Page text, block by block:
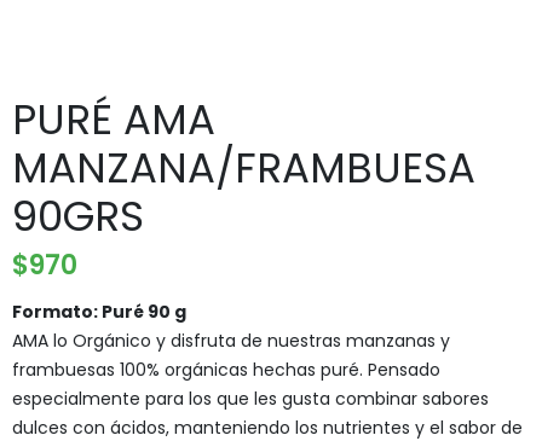
PURÉ AMA
MANZANA/FRAMBUESA
90GRS
$970
Formato: Puré 90 g
AMA lo Orgánico y disfruta de nuestras manzanas y
frambuesas 100% orgánicas hechas puré. Pensado
especialmente para los que les gusta combinar sabores
dulces con ácidos, manteniendo los nutrientes y el sabor de